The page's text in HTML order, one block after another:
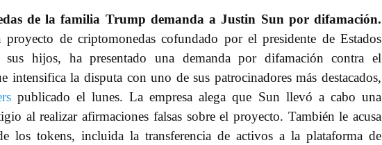
de la familia Trump demanda a Justin Sun por difamación.
de criptomonedas cofundado por el presidente de Estados
hijos, ha presentado una demanda por difamación contra el
intensifica la disputa con uno de sus patrocinadores más destacados,
publicado el lunes. La empresa alega que Sun llevó a cabo una
al realizar afirmaciones falsas sobre el proyecto. También le acusa
los tokens, incluida la transferencia de activos a la plataforma de